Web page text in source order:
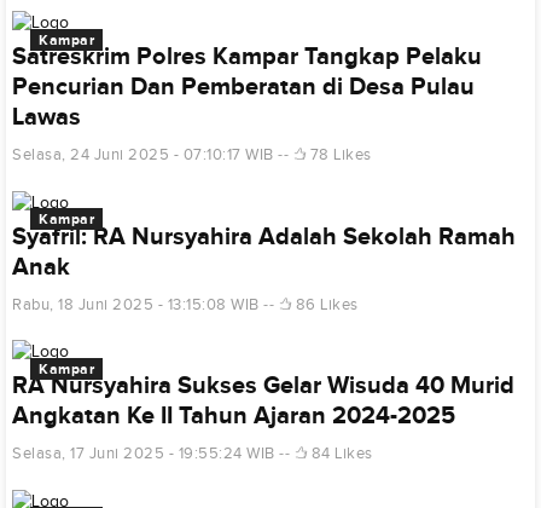
Kampar
Satreskrim Polres Kampar Tangkap Pelaku
Pencurian Dan Pemberatan di Desa Pulau
Lawas
Selasa, 24 Juni 2025 - 07:10:17 WIB 78 Likes
Kampar
Syafril: RA Nursyahira Adalah Sekolah Ramah
Anak
Rabu, 18 Juni 2025 - 13:15:08 WIB 86 Likes
Kampar
RA Nursyahira Sukses Gelar Wisuda 40 Murid
Angkatan Ke II Tahun Ajaran 2024-2025
Selasa, 17 Juni 2025 - 19:55:24 WIB 84 Likes